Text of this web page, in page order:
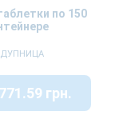
по 150
771.59 грн.